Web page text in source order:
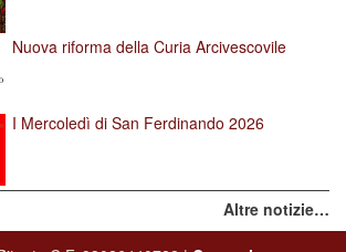
Nuova riforma della Curia Arcivescovile
I Mercoledì di San Ferdinando 2026
Altre notizie…